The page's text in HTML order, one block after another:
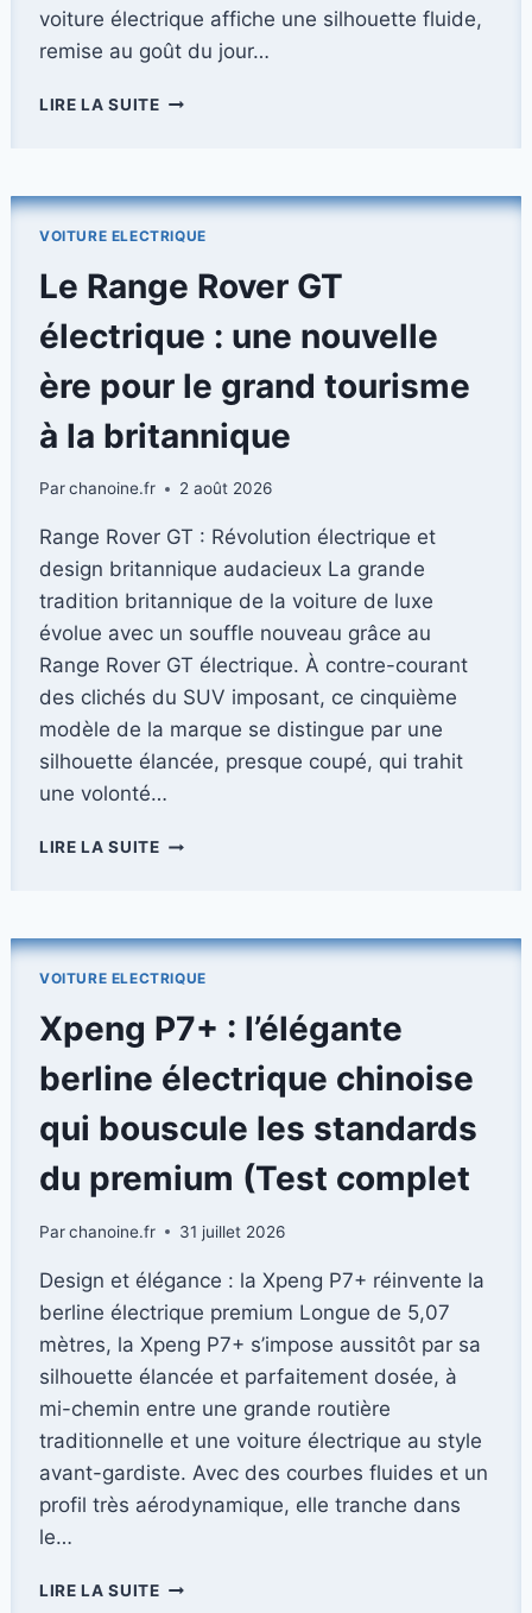
voiture électrique affiche une silhouette fluide,
remise au goût du jour…
LIRE LA SUITEESSAI
EV3
(2026)
UNE
ÉLECTRIQUE
PLEINE
DE
PLAISIR
VOITURE ELECTRIQUE
Le Range Rover GT
électrique : une nouvelle
ère pour le grand tourisme
à la britannique
Parchanoine.fr 2 août 2026
Range Rover GT : Révolution électrique et
design britannique audacieux La grande
tradition britannique de la voiture de luxe
évolue avec un souffle nouveau grâce au
Range Rover GT électrique. À contre-courant
des clichés du SUV imposant, ce cinquième
modèle de la marque se distingue par une
silhouette élancée, presque coupé, qui trahit
une volonté…
LIRE LA SUITELE
ÉLECTRIQUE
UNE
NOUVELLE
ÈRE
POUR
LE
GRAND
TOURISME
LA
VOITURE ELECTRIQUE
Xpeng P7+ : l’élégante
berline électrique chinoise
qui bouscule les standards
du premium (Test complet
Parchanoine.fr 31 juillet 2026
Design et élégance : la Xpeng P7+ réinvente la
berline électrique premium Longue de 5,07
mètres, la Xpeng P7+ s’impose aussitôt par sa
silhouette élancée et parfaitement dosée, à
mi-chemin entre une grande routière
traditionnelle et une voiture électrique au style
avant-gardiste. Avec des courbes fluides et un
profil très aérodynamique, elle tranche dans
le…
LIRE LA SUITEXPENG